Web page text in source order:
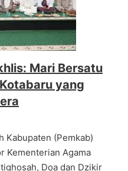
Mari Bersatu
yang
Kabupaten (Pemkab)
Kementerian Agama
Doa dan Dzikir